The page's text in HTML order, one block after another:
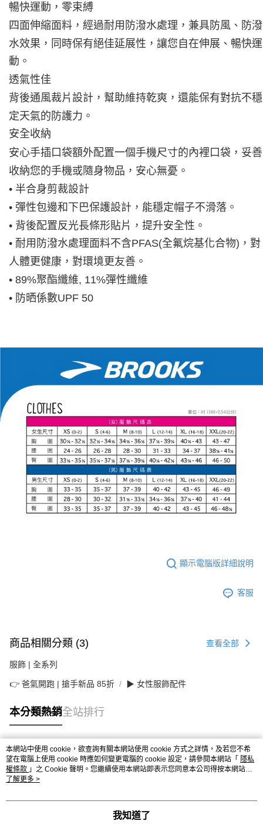
暢快運動，零束縛
四面伸縮面料，經過耐用防潑水處理，兼具防風、防潑
水效果，同時保有絕佳延展性，讓您自在伸展、暢快運
動。
透氣性佳
背後通風裁片設計，幫助維持乾爽，還能保有對抗不穩
定天氣的防護力。
安全收納
安心手插口袋額外配置一個手機尺寸的內裡口袋，妥善
收納您的手機或隨身物品，安心無憂。
• 半合身剪裁設計
• 彈性包邊和下巴保護設計，能穩定帽子不滑落。
• 背後配置反光長條形貼片，提升安全性。
• 耐用防潑水處理面料不含PFAS(全氟烷基化合物)，對
人體更健康，對環境更友善。
• 89%聚酯纖維, 11%彈性纖維
• 防晒係數UPF 50
顯示電腦版詳細說明
客服
商品相關分類 (3) 查看全部
服飾 | 全系列
👉 爸氣開跑 | 搶手新品 85折 ▶ 女性服飾配件
本分類熱銷全站排行
熱門標籤
本網站中使用 cookie，欲查詢有關本網站使用 cookie 方式之詳情，及若您不希
望在電腦上使用 cookie 時應如何變更電腦的 cookie 設定，請參閱本網站「 隱私
權條款 」之 Cookie 聲明。您繼續使用本網站即表示您同意本公司得按本網站使
用條款之 Cookie 聲明使用 cookie。
了解更多 >
我知道了